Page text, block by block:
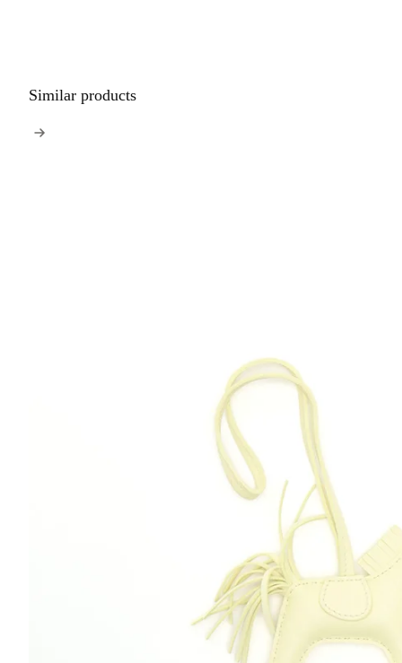
Similar products